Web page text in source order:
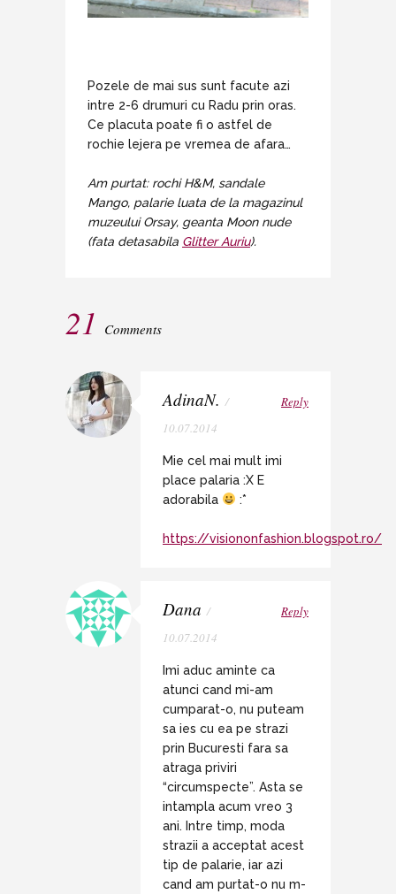
Pozele de mai sus sunt facute azi
intre 2-6 drumuri cu Radu prin oras.
Ce placuta poate fi o astfel de
rochie lejera pe vremea de afara…
Am purtat: rochi H&M, sandale
Mango, palarie luata de la magazinul
muzeului Orsay, geanta Moon nude
(fata detasabila Glitter Auriu).
21 Comments
AdinaN. /
10.07.2014
Reply
Mie cel mai mult imi
place palaria :X E
adorabila
:*
https://visiononfashion.blogspot.ro/
Dana /
10.07.2014
Reply
Imi aduc aminte ca
atunci cand mi-am
cumparat-o, nu puteam
sa ies cu ea pe strazi
prin Bucuresti fara sa
atraga priviri
“circumspecte”. Asta se
intampla acum vreo 3
ani. Intre timp, moda
strazii a acceptat acest
tip de palarie, iar azi
cand am purtat-o nu m-